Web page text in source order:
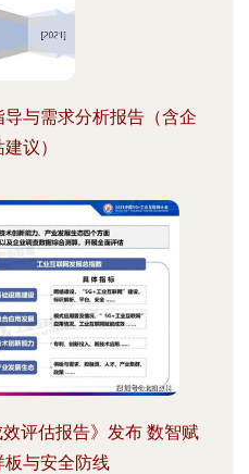
与需求分析报告（含企
议）
效评估报告》发布 数智赋
与安全防线